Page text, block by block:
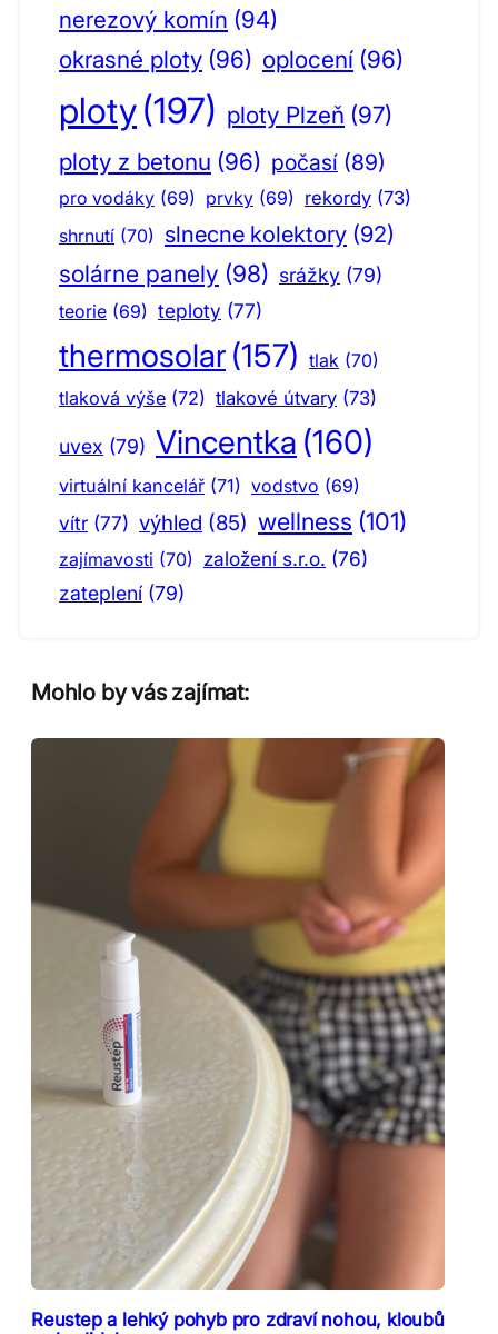
nerezový komín (94)
okrasné ploty (96) oplocení (96)
ploty(197) ploty Plzeň (97)
ploty z betonu (96) počasí (89)
pro vodáky (69) prvky (69) rekordy (73)
shrnutí (70) slnecne kolektory (92)
solárne panely (98) srážky (79)
teorie (69) teploty (77)
thermosolar (157) tlak (70)
tlaková výše (72) tlakové útvary (73)
uvex (79) Vincentka (160)
virtuální kancelář (71) vodstvo (69)
vítr (77) výhled (85) wellness (101)
zajímavosti (70) založení s.r.o. (76)
zateplení (79)
Mohlo by vás zajímat:
Reustep a lehký pohyb pro zdraví nohou, kloubů